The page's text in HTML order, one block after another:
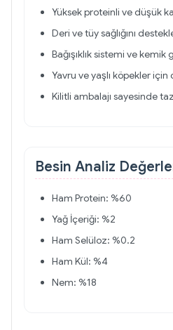
Yüksek proteinli ve düşük
Deri ve tüy sağlığını
Bağışıklık sistemi ve
Yavru ve yaşlı köpekler
Kilitli ambalajı sayesinde
Besin Analiz
Ham Protein: %60
Yağ İçeriği: %2
Ham Selüloz: %0.2
Ham Kül: %4
Nem: %18